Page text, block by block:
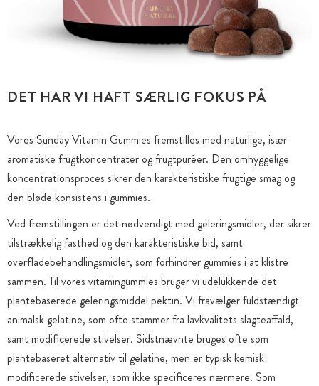
DET HAR VI HAFT SÆRLIG FOKUS PÅ
Vores Sunday Vitamin Gummies fremstilles med naturlige, især
aromatiske frugtkoncentrater og frugtpuréer. Den omhyggelige
koncentrationsproces sikrer den karakteristiske frugtige smag og
den bløde konsistens i gummies.
Ved fremstillingen er det nødvendigt med geleringsmidler, der sikrer
tilstrækkelig fasthed og den karakteristiske bid, samt
overfladebehandlingsmidler, som forhindrer gummies i at klistre
sammen. Til vores vitamingummies bruger vi udelukkende det
plantebaserede geleringsmiddel pektin. Vi fravælger fuldstændigt
animalsk gelatine, som ofte stammer fra lavkvalitets slagteaffald,
samt modificerede stivelser. Sidstnævnte bruges ofte som
plantebaseret alternativ til gelatine, men er typisk kemisk
modificerede stivelser, som ikke specificeres nærmere. Som